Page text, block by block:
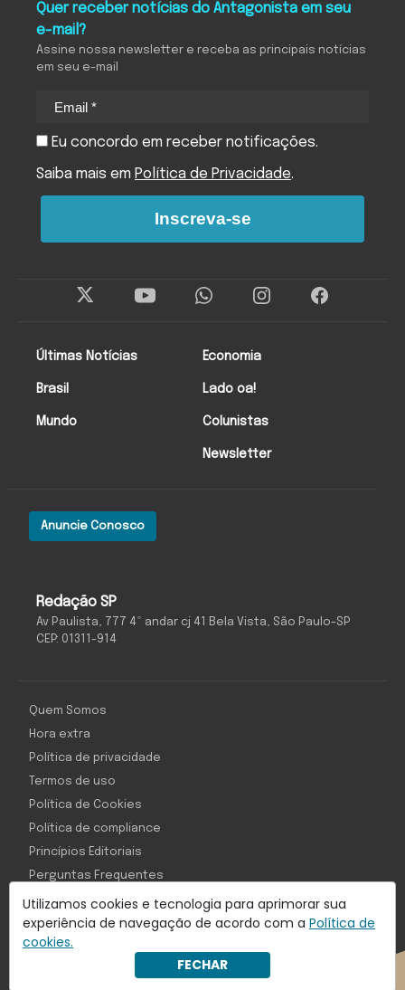
Utilizamos cookies e tecnologia para aprimorar sua
experiência de navegação de acordo com a Política de
cookies.
FECHAR
Redação SP
Av Paulista, 777 4º andar cj 41 Bela Vista, São Paulo-SP
CEP: 01311-914
Anuncie Conosco
Últimas Notícias
Brasil
Mundo
Economia
Lado oa!
Colunistas
Newsletter
Quer receber notícias do Antagonista em seu
e-mail?
Assine nossa newsletter e receba as principais notícias
em seu e-mail
Eu concordo em receber notificações.
Saiba mais em Política de Privacidade.
Inscreva-se
Com inteligência e tecnologia:
Object1ve - Marketing Solution
Quem Somos
Hora extra
Política de privacidade
Termos de uso
Política de Cookies
Política de compliance
Princípios Editoriais
Perguntas Frequentes